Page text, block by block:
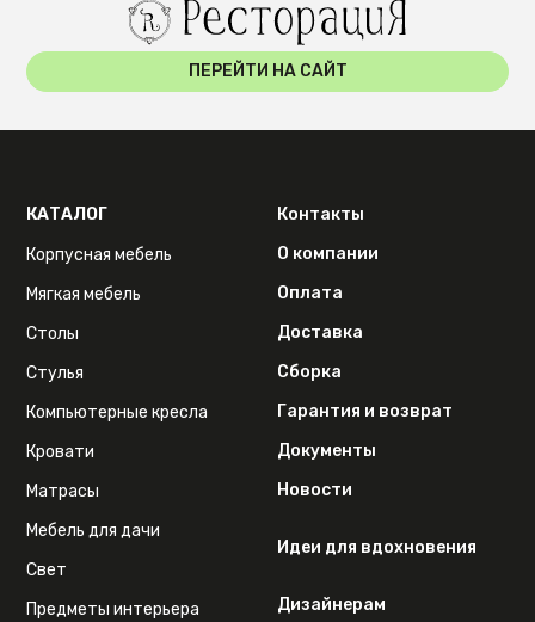
ПЕРЕЙТИ НА САЙТ
КАТАЛОГ
Корпусная мебель
Мягкая мебель
Столы
Стулья
Компьютерные кресла
Кровати
Матрасы
Мебель для дачи
Свет
Предметы интерьера
Контакты
О компании
Оплата
Доставка
Сборка
Гарантия и возврат
Документы
Новости
Идеи для вдохновения
Дизайнерам